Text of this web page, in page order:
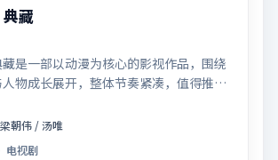
藏
是一部以动漫为核心的影视作品，围绕
物成长展开，整体节奏紧凑，值得推荐
朝伟 / 汤唯
电视剧